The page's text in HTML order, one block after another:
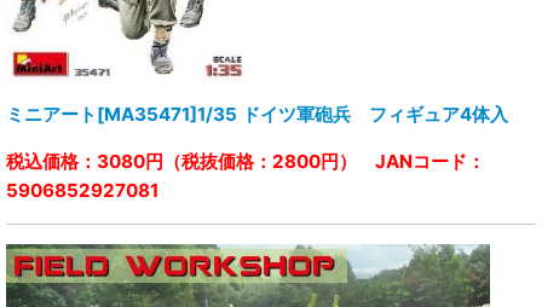
ミニアート[MA35471]1/35 ドイツ軍砲兵 フィギュア4体入
税込価格：3080円（税抜価格：2800円） JANコード：
5906852927081